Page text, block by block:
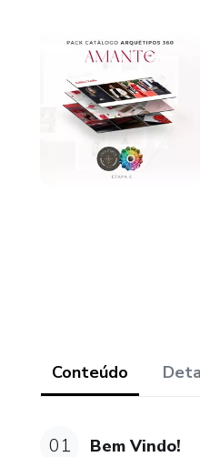
Conteúdo
01 Bem Vindo!